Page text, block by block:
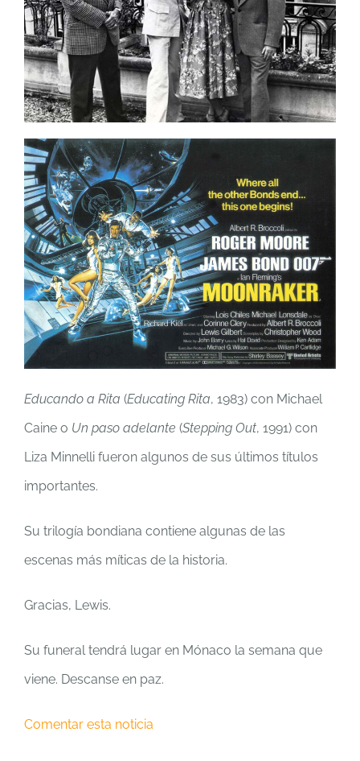
Educando a Rita (Educating Rita, 1983) con Michael
Caine o Un paso adelante (Stepping Out, 1991) con
Liza Minnelli fueron algunos de sus últimos títulos
importantes.
Su trilogía bondiana contiene algunas de las
escenas más míticas de la historia.
Gracias, Lewis.
Su funeral tendrá lugar en Mónaco la semana que
viene. Descanse en paz.
Comentar esta noticia